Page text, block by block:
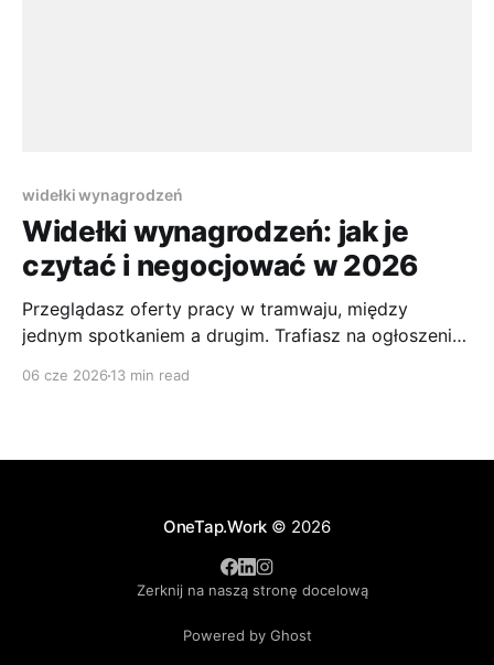
widełki wynagrodzeń
Widełki wynagrodzeń: jak je
czytać i negocjować w 2026
Przeglądasz oferty pracy w tramwaju, między
jednym spotkaniem a drugim. Trafiasz na ogłoszenie,
06 cze 2026 13 min read
OneTap.Work © 2026
Zerknij na naszą stronę docelową
Powered by Ghost